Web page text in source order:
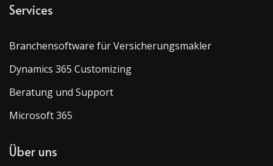
Services
Branchensoftware für Versicherungsmakler
Dynamics 365 Customizing
Beratung und Support
Microsoft 365
Über uns